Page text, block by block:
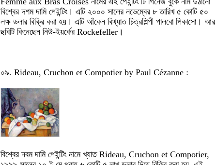
বিশ্বের দশম দামি পেইন্টিং। এটি ২০০০ সালের নভেম্বের ৮ তারিখ ৫ কোটি ৫০
লক্ষ ডলার বিক্রি করা হয়। এটি আঁকেন বিখ্যাত চিত্রশিল্পী পালবো পিকাসো। আর
ছবিটি কিনেছেন নিউ-ইয়র্কের Rockefeller।
০৯. Rideau, Cruchon et Compotier by Paul Cézanne :
বিশ্বের নবম দামি পেইন্টিং নামে খ্যাত Rideau, Cruchon et Compotier,